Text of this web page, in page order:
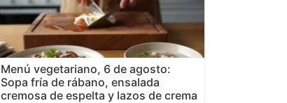
Menú vegetariano, 6 de agosto:
Sopa fría de rábano, ensalada
cremosa de espelta y lazos de crema